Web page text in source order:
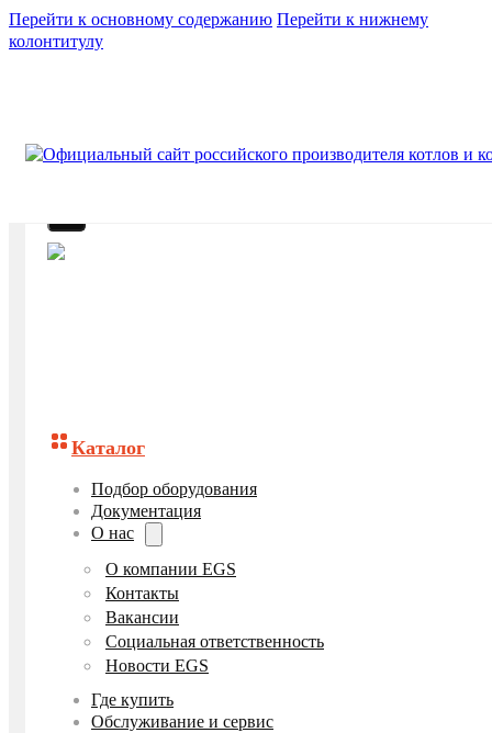
Перейти к основному содержанию Перейти к нижнему
колонтитулу
Каталог
Подбор оборудования
Документация
О нас
О компании EGS
Контакты
Вакансии
Социальная ответственность
Новости EGS
Где купить
Обслуживание и сервис